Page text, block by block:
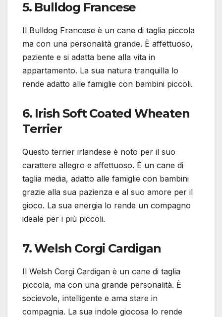
5. Bulldog Francese
Il Bulldog Francese è un cane di taglia piccola
ma con una personalità grande. È affettuoso,
paziente e si adatta bene alla vita in
appartamento. La sua natura tranquilla lo
rende adatto alle famiglie con bambini piccoli.
6. Irish Soft Coated Wheaten
Terrier
Questo terrier irlandese è noto per il suo
carattere allegro e affettuoso. È un cane di
taglia media, adatto alle famiglie con bambini
grazie alla sua pazienza e al suo amore per il
gioco. La sua energia lo rende un compagno
ideale per i più piccoli.
7. Welsh Corgi Cardigan
Il Welsh Corgi Cardigan è un cane di taglia
piccola, ma con una grande personalità. È
socievole, intelligente e ama stare in
compagnia. La sua indole giocosa lo rende